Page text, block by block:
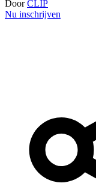
Door CLIP
Nu inschrijven